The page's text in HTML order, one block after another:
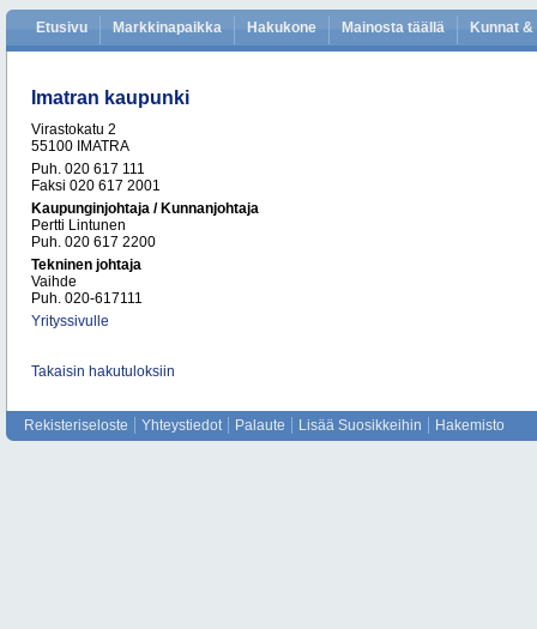
Etusivu Markkinapaikka Hakukone Mainosta täällä Kunnat
Imatran kaupunki
Virastokatu 2
55100 IMATRA
Puh. 020 617 111
Faksi 020 617 2001
Kaupunginjohtaja / Kunnanjohtaja
Pertti Lintunen
Puh. 020 617 2200
Tekninen johtaja
Vaihde
Puh. 020-617111
Yrityssivulle
Takaisin hakutuloksiin
Rekisteriseloste Yhteystiedot Palaute Lisää Suosikkeihin Hakemisto